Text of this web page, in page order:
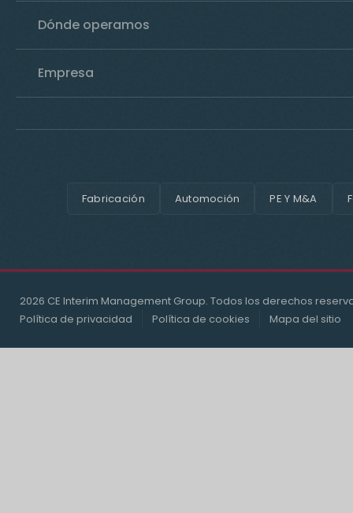
Dónde operamos
Empresa
Fabricación Automoción PE Y M&A
2026 CE Interim Management Group. Todos los derechos
Política de privacidad
Política de cookies Mapa del sitio